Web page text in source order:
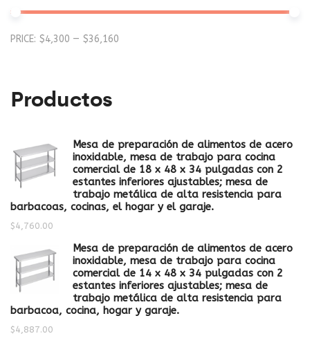
PRICE: $4,300 — $36,160
Productos
Mesa de preparación de alimentos de acero
inoxidable, mesa de trabajo para cocina
comercial de 18 x 48 x 34 pulgadas con 2
estantes inferiores ajustables; mesa de
trabajo metálica de alta resistencia para
barbacoas, cocinas, el hogar y el garaje.
$4,760.00
Mesa de preparación de alimentos de acero
inoxidable, mesa de trabajo para cocina
comercial de 14 x 48 x 34 pulgadas con 2
estantes inferiores ajustables; mesa de
trabajo metálica de alta resistencia para
barbacoa, cocina, hogar y garaje.
$4,887.00